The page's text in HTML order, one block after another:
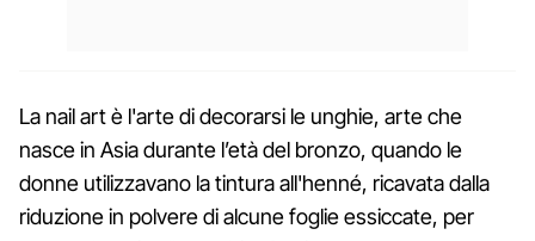
La nail art è l'arte di decorarsi le unghie, arte che
nasce in Asia durante l’età del bronzo, quando le
donne utilizzavano la tintura all'henné, ricavata dalla
riduzione in polvere di alcune foglie essiccate, per